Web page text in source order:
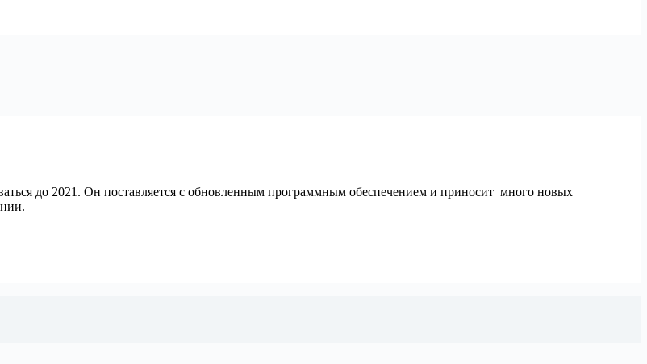
до 2021. Он поставляется с обновленным программным обеспечением и приносит много новых